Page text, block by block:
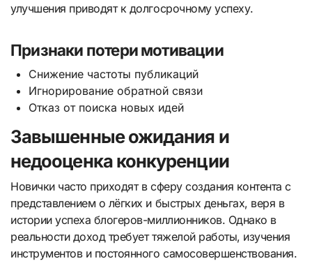
улучшения приводят к долгосрочному успеху.
Признаки потери мотивации
Снижение частоты публикаций
Игнорирование обратной связи
Отказ от поиска новых идей
Завышенные ожидания и
недооценка конкуренции
Новички часто приходят в сферу создания контента с
представлением о лёгких и быстрых деньгах, веря в
истории успеха блогеров-миллионников. Однако в
реальности доход требует тяжелой работы, изучения
инструментов и постоянного самосовершенствования.